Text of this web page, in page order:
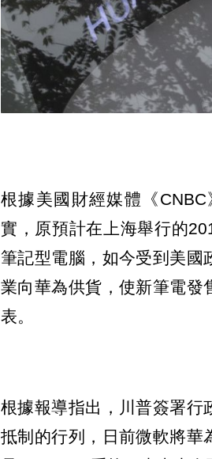
根據美國財經媒體《
實，原預計在上海舉行的
筆記型電腦，如今受到美國
業向華為供貨，使新筆電發
表。
根據報導指出，川普簽署行
抵制的行列，日前微軟將華